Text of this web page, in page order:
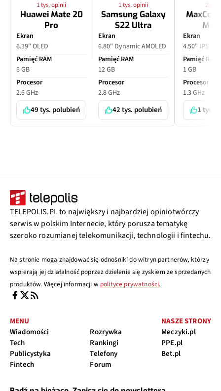
1 tys. opinii
Huawei Mate 20
Pro
Ekran
6.39" OLED
Pamięć RAM
6 GB
Procesor
2.6 GHz
49 tys. polubień
1 tys. opinii
Samsung Galaxy
S22 Ultra
Ekran
6.80" Dynamic AMOLED
Pamięć RAM
12 GB
Procesor
2.8 GHz
42 tys. polubień
28
Ekran
4.50" IPS
Pamięć RAM
1 GB
Procesor
1.3 GHz
1 tys.
TELEPOLIS.PL to największy i najbardziej opiniotwórczy
serwis w polskim Internecie, który porusza tematykę
szeroko rozumianej telekomunikacji, technologii i fintechu.
Na stronie mogą znajdować się odnośniki do witryn partnerów, którzy
wspierają jej działalność poprzez dzielenie się zyskiem ze sprzedanych
produktów. Więcej informacji w polityce prywatności.
MENU
Wiadomości
Tech
Publicystyka
Fintech
Rozrywka
Rankingi
Telefony
Forum
NASZE STRONY
Meczyki.pl
PPE.pl
Bet.pl